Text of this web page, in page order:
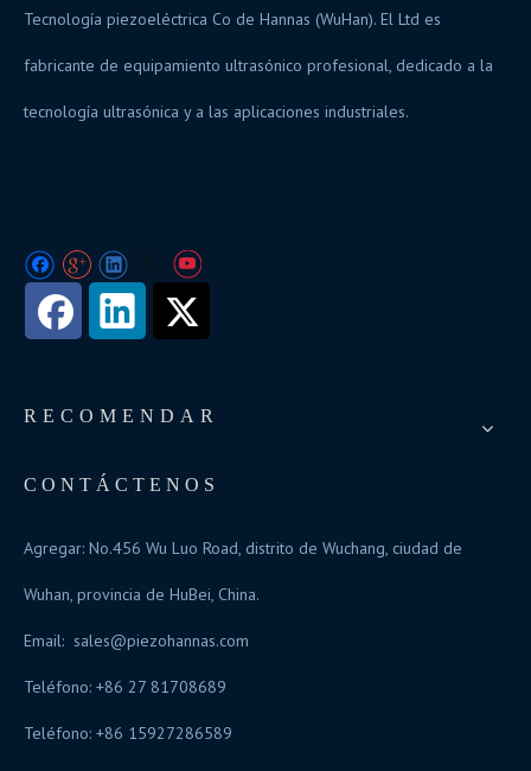
Tecnología piezoeléctrica Co de Hannas (WuHan). El Ltd es
fabricante de equipamiento ultrasónico profesional, dedicado a la
tecnología ultrasónica y a las aplicaciones industriales.
RECOMENDAR
CONTÁCTENOS
Agregar: No.456 Wu Luo Road, distrito de Wuchang, ciudad de
Wuhan, provincia de HuBei, China.
Email: sales@piezohannas.com
Teléfono: +86 27 81708689
Teléfono: +86 15927286589